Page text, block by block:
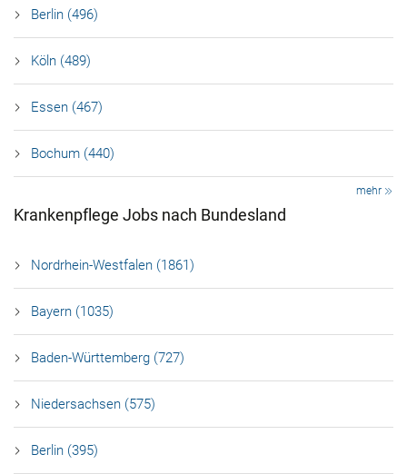
Berlin (496)
Köln (489)
Essen (467)
Bochum (440)
mehr
Krankenpflege Jobs nach Bundesland
Nordrhein-Westfalen (1861)
Bayern (1035)
Baden-Württemberg (727)
Niedersachsen (575)
Berlin (395)